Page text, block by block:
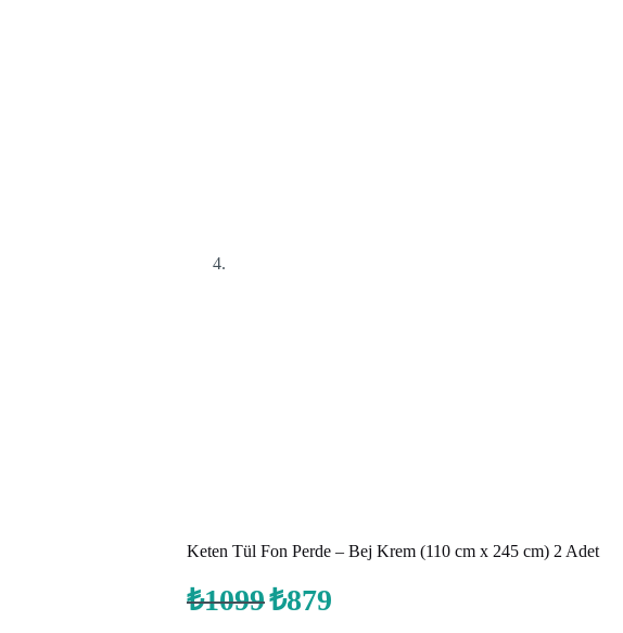
Keten Tül Fon Perde – Bej Krem (110 cm x 245 cm) 2 Adet
₺1099 Orijinal
fiyat:
₺879